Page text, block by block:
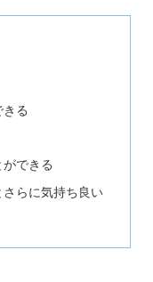
る
できる
さらに気持ち良い